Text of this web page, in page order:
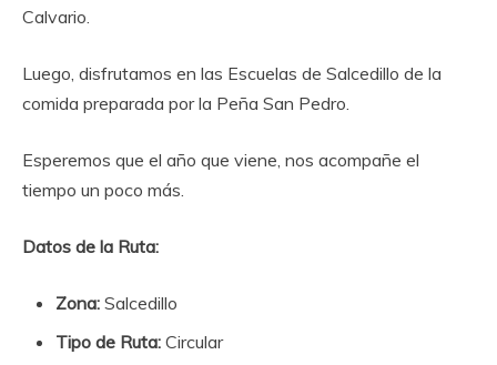
Calvario.
Luego, disfrutamos en las Escuelas de Salcedillo de la
comida preparada por la Peña San Pedro.
Esperemos que el año que viene, nos acompañe el
tiempo un poco más.
Datos de la Ruta:
Zona: Salcedillo
Tipo de Ruta: Circular